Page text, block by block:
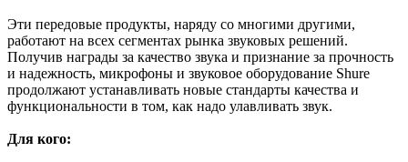
Эти передовые продукты, наряду со многими другими,
работают на всех сегментах рынка звуковых решений.
Получив награды за качество звука и признание за прочность
и надежность, микрофоны и звуковое оборудование Shure
продолжают устанавливать новые стандарты качества и
функциональности в том, как надо улавливать звук.
Для кого: